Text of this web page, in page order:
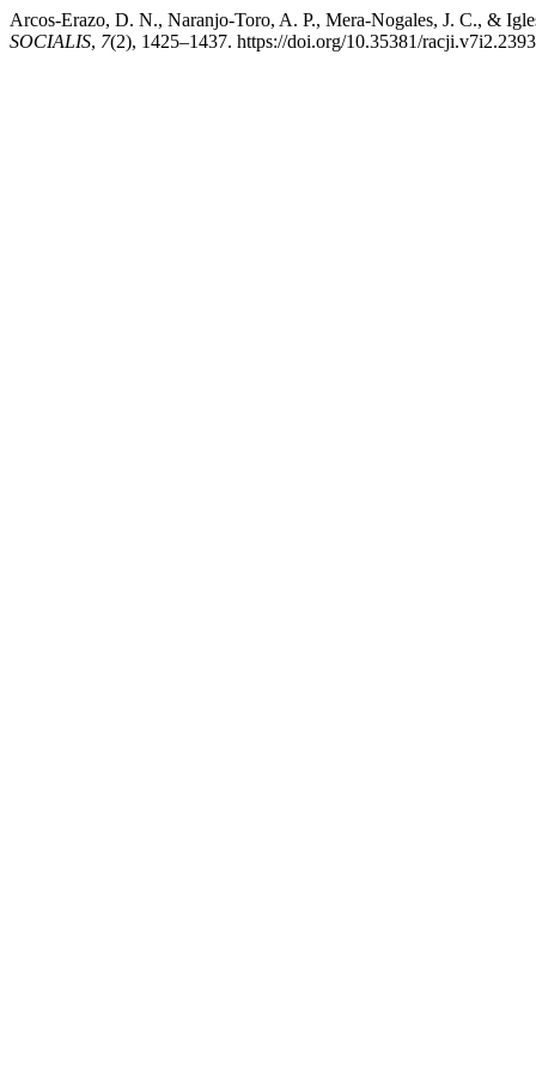
Arcos-Erazo, D. N., Naranjo-Toro, A. P., Mera-Nogales, J. C., &
SOCIALIS, 7(2), 1425–1437. https://doi.org/10.35381/racji.v7i2.2393